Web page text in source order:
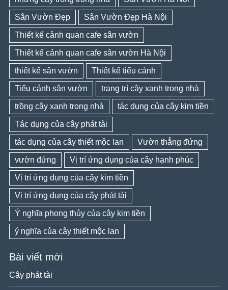
Sân Vườn Đẹp Sân Vườn Đẹp Hà Nội
Thiết kế cảnh quan cafe sân vườn
Thiết kế cảnh quan cafe sân vườn Hà Nội
thiết kế sân vườn Thiết kế tiểu cảnh
Tiểu cảnh sân vườn trang trí cây xanh trong nhà
trồng cây xanh trong nhà tác dụng của cây kim tiền
Tác dụng của cây phát tài
tác dụng của cây thiết mộc lan Vườn thẳng đứng
vườn đứng Vị trí ứng dụng của cây hạnh phúc
Vị trí ứng dụng của cây kim tiền
Vị trí ứng dụng của cây phát tài
Ý nghĩa phong thủy của cây kim tiền
ý nghĩa của cây thiết mộc lan
Bài viết mới
Cây phát tài